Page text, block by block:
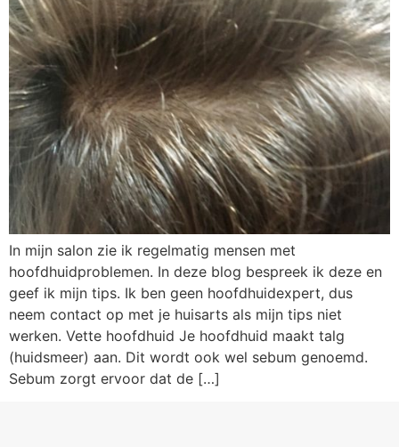
In mijn salon zie ik regelmatig mensen met
hoofdhuidproblemen. In deze blog bespreek ik deze en
geef ik mijn tips. Ik ben geen hoofdhuidexpert, dus
neem contact op met je huisarts als mijn tips niet
werken. Vette hoofdhuid Je hoofdhuid maakt talg
(huidsmeer) aan. Dit wordt ook wel sebum genoemd.
Sebum zorgt ervoor dat de […]